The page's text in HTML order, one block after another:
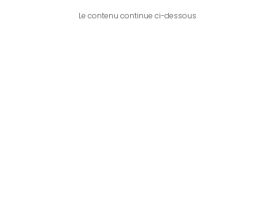
Le contenu continue ci-dessous